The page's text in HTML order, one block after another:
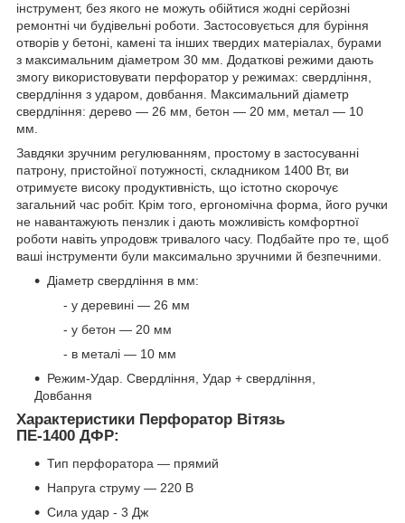
інструмент, без якого не можуть обійтися жодні серйозні
ремонтні чи будівельні роботи. Застосовується для буріння
отворів у бетоні, камені та інших твердих матеріалах, бурами
з максимальним діаметром 30 мм. Додаткові режими дають
змогу використовувати перфоратор у режимах: свердління,
свердління з ударом, довбання. Максимальний діаметр
свердління: дерево — 26 мм, бетон — 20 мм, метал — 10
мм.
Завдяки зручним регулюванням, простому в застосуванні
патрону, пристойної потужності, складником 1400 Вт, ви
отримуєте високу продуктивність, що істотно скорочує
загальний час робіт. Крім того, ергономічна форма, його ручки
не навантажують пензлик і дають можливість комфортної
роботи навіть упродовж тривалого часу. Подбайте про те, щоб
ваші інструменти були максимально зручними й безпечними.
Діаметр свердління в мм:
- у деревині — 26 мм
- у бетон — 20 мм
- в металі — 10 мм
Режим-Удар. Свердління, Удар + свердління,
Довбання
Характеристики Перфоратор Вітязь
ПЕ-1400 ДФР:
Тип перфоратора — прямий
Напруга струму — 220 В
Сила удар - 3 Дж